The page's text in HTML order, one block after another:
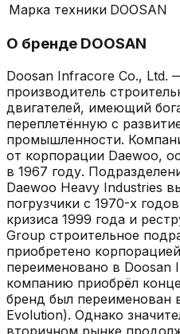
Марка техники DOOSAN
О бренде DOOSAN
Doosan Infracore Co.,
производитель
двигателей, имеющий
переплетённую с
промышленности.
от корпорации Daewoo,
в 1967 году.
Daewoo Heavy Industries
погрузчики с 1970-х
кризиса 1999 года и
Group строительное
приобретено
переименовано в Doosan
компанию приобрёл
бренд был переименован
Evolution). Однако
вторичном рынке